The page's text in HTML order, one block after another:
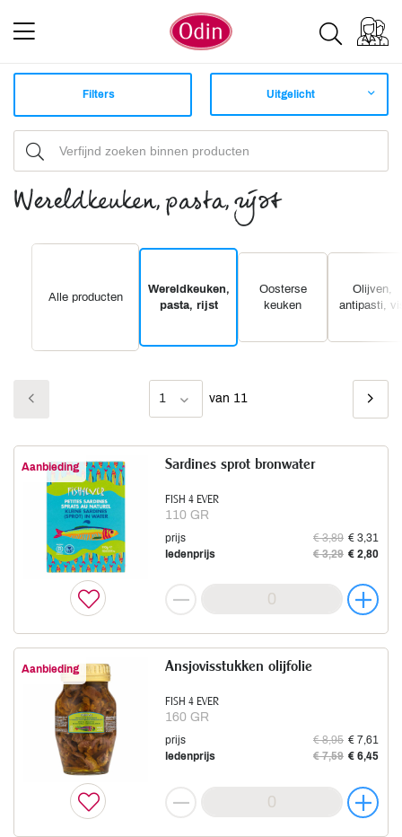
Filters Uitgelicht
Wereldkeuken, pasta, rijst
Alle producten
Wereldkeuken,
pasta, rijst
Oosterse
keuken
Olijven,
antipasti,
1 van 11
Aanbieding
FISH 4 EVER
110 GR
Sardines sprot bronwater
prijs € 3,89 € 3,31
ledenprijs
€ 3,29 € 2,80
Aanbieding
FISH 4 EVER
160 GR
Ansjovisstukken olijfolie
prijs € 8,95 € 7,61
ledenprijs
€ 7,59 € 6,45